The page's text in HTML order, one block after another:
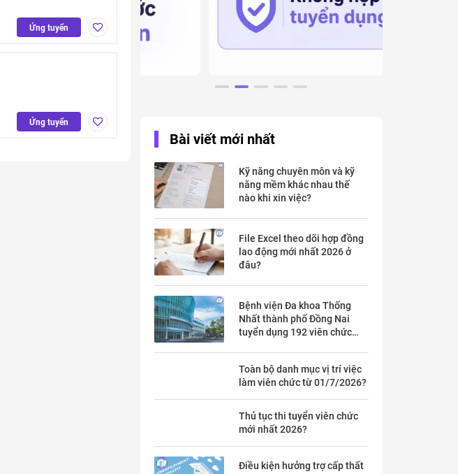
Ứng tuyển
Ứng tuyển
Bài viết mới nhất
Kỹ năng chuyên môn và kỹ
năng mềm khác nhau thế
nào khi xin việc?
File Excel theo dõi hợp đồng
lao động mới nhất 2026 ở
đâu?
Bệnh viện Đa khoa Thống
Nhất thành phố Đồng Nai
tuyển dụng 192 viên chức
Toàn bộ danh mục vị trí việc
làm viên chức từ 01/7/2026?
Thủ tục thi tuyển viên chức
mới nhất 2026?
Điều kiện hưởng trợ cấp thất